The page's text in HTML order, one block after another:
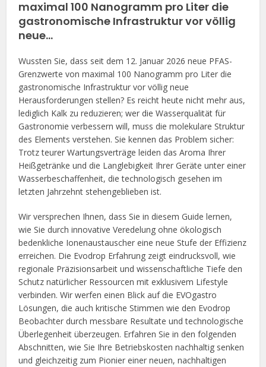
maximal 100 Nanogramm pro Liter die
gastronomische Infrastruktur vor völlig
neue…
Wussten Sie, dass seit dem 12. Januar 2026 neue PFAS-
Grenzwerte von maximal 100 Nanogramm pro Liter die
gastronomische Infrastruktur vor völlig neue
Herausforderungen stellen? Es reicht heute nicht mehr aus,
lediglich Kalk zu reduzieren; wer die Wasserqualität für
Gastronomie verbessern will, muss die molekulare Struktur
des Elements verstehen. Sie kennen das Problem sicher:
Trotz teurer Wartungsverträge leiden das Aroma Ihrer
Heißgetränke und die Langlebigkeit Ihrer Geräte unter einer
Wasserbeschaffenheit, die technologisch gesehen im
letzten Jahrzehnt stehengeblieben ist.
Wir versprechen Ihnen, dass Sie in diesem Guide lernen,
wie Sie durch innovative Veredelung ohne ökologisch
bedenkliche Ionenaustauscher eine neue Stufe der Effizienz
erreichen. Die Evodrop Erfahrung zeigt eindrucksvoll, wie
regionale Präzisionsarbeit und wissenschaftliche Tiefe den
Schutz natürlicher Ressourcen mit exklusivem Lifestyle
verbinden. Wir werfen einen Blick auf die EVOgastro
Lösungen, die auch kritische Stimmen wie den Evodrop
Beobachter durch messbare Resultate und technologische
Überlegenheit überzeugen. Erfahren Sie in den folgenden
Abschnitten, wie Sie Ihre Betriebskosten nachhaltig senken
und gleichzeitig zum Pionier einer neuen, nachhaltigen